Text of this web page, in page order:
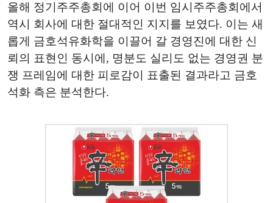
올해 정기주주총회에 이어 이번 임시주주총회에서
역시 회사에 대한 절대적인 지지를 보였다. 이는 새
롭게 금호석유화학을 이끌어 갈 경영진에 대한 신
뢰의 표현인 동시에, 명분도 실리도 없는 경영권 분
쟁 프레임에 대한 피로감이 표출된 결과라고 금호
석화 측은 분석한다.